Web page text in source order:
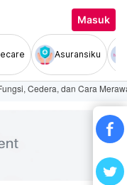
Masuk
Asuransiku
Cedera, dan Cara